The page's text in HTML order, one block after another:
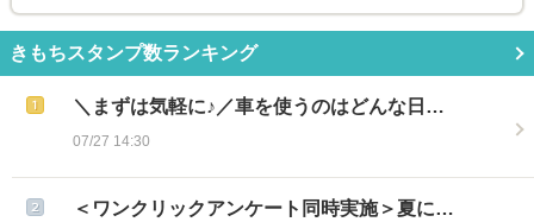
きもちスタンプ数ランキング
＼まずは気軽に♪／車を使うのはどんな日…
07/27 14:30
＜ワンクリックアンケート同時実施＞夏に…